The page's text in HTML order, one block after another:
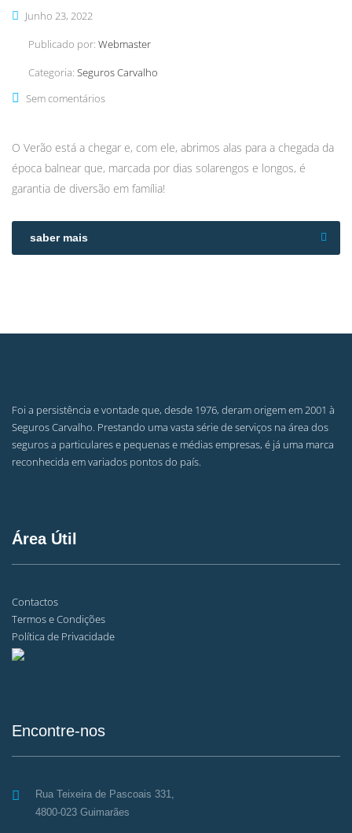
Junho 23, 2022
Publicado por: Webmaster
Categoria: Seguros Carvalho
Sem comentários
O Verão está a chegar e, com ele, abrimos alas para a chegada da
época balnear que, marcada por dias solarengos e longos, é
garantia de diversão em família!
saber mais
Foi a persistência e vontade que, desde 1976, deram origem em 2001 à
Seguros Carvalho. Prestando uma vasta série de serviços na área dos
seguros a particulares e pequenas e médias empresas, é já uma marca
reconhecida em variados pontos do país.
Área Útil
Contactos
Termos e Condições
Política de Privacidade
Encontre-nos
Rua Teixeira de Pascoais 331,
4800-023 Guimarães